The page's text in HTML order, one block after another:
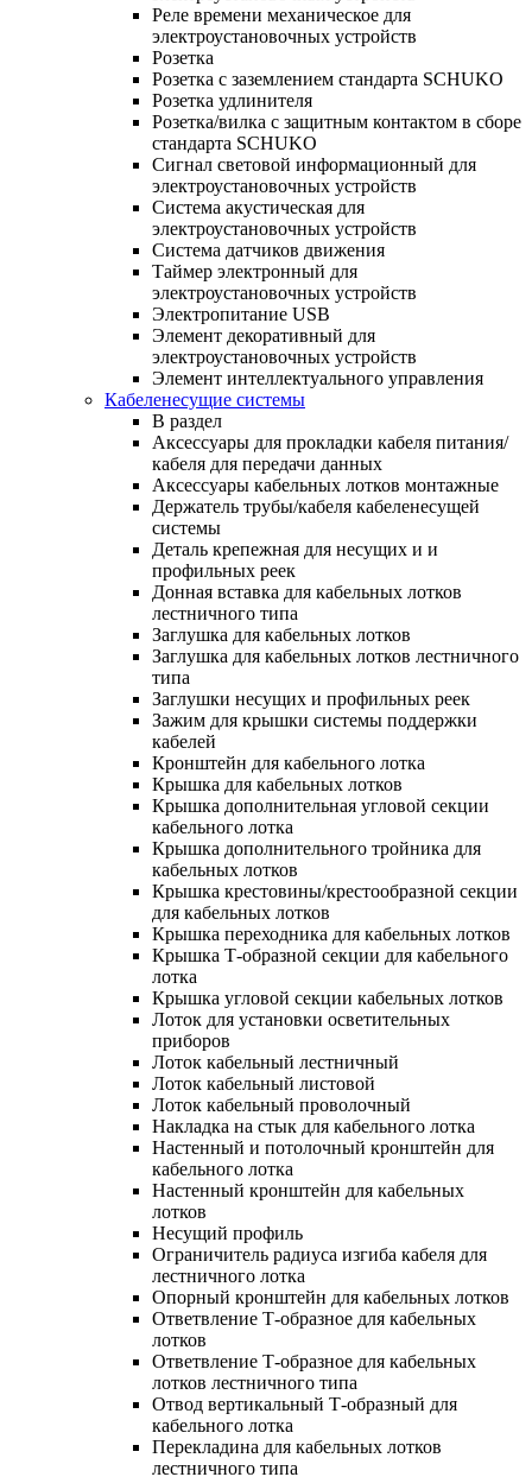
Реле времени механическое для
электроустановочных устройств
Розетка
Розетка с заземлением стандарта SCHUKO
Розетка удлинителя
Розетка/вилка с защитным контактом в сборе
стандарта SCHUKO
Сигнал световой информационный для
электроустановочных устройств
Система акустическая для
электроустановочных устройств
Система датчиков движения
Таймер электронный для
электроустановочных устройств
Электропитание USB
Элемент декоративный для
электроустановочных устройств
Элемент интеллектуального управления
Кабеленесущие системы
В раздел
Аксессуары для прокладки кабеля питания/
кабеля для передачи данных
Аксессуары кабельных лотков монтажные
Держатель трубы/кабеля кабеленесущей
системы
Деталь крепежная для несущих и и
профильных реек
Донная вставка для кабельных лотков
лестничного типа
Заглушка для кабельных лотков
Заглушка для кабельных лотков лестничного
типа
Заглушки несущих и профильных реек
Зажим для крышки системы поддержки
кабелей
Кронштейн для кабельного лотка
Крышка для кабельных лотков
Крышка дополнительная угловой секции
кабельного лотка
Крышка дополнительного тройника для
кабельных лотков
Крышка крестовины/крестообразной секции
для кабельных лотков
Крышка переходника для кабельных лотков
Крышка Т-образной секции для кабельного
лотка
Крышка угловой секции кабельных лотков
Лоток для установки осветительных
приборов
Лоток кабельный лестничный
Лоток кабельный листовой
Лоток кабельный проволочный
Накладка на стык для кабельного лотка
Настенный и потолочный кронштейн для
кабельного лотка
Настенный кронштейн для кабельных
лотков
Несущий профиль
Ограничитель радиуса изгиба кабеля для
лестничного лотка
Опорный кронштейн для кабельных лотков
Ответвление Т-образное для кабельных
лотков
Ответвление Т-образное для кабельных
лотков лестничного типа
Отвод вертикальный Т-образный для
кабельного лотка
Перекладина для кабельных лотков
лестничного типа